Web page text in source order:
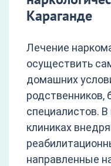
Караганде
Лечение
осуществить
домашних
родственников,
специалистов. В
клиниках
направленные